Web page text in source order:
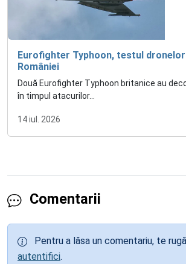
Eurofighter Typhoon, testul
României
Două Eurofighter Typhoon britanice au
în timpul atacurilor...
14 iul. 2026
Comentarii
Pentru a lăsa un comentariu, te
autentifici.